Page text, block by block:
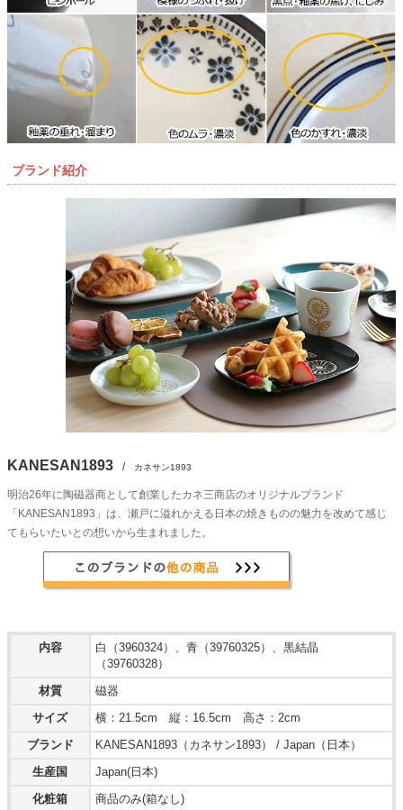
ブランド紹介
KANESAN1893 / カネサン1893
明治26年に陶磁器商として創業したカネ三商店のオリジナルブランド
「KANESAN1893」は、瀬戸に溢れかえる日本の焼きものの魅力を改めて感じ
てもらいたいとの想いから生まれました。
内容
白（3960324）、青（39760325）、黒結晶
（39760328）
材質
磁器
サイズ
横：21.5cm 縦：16.5cm 高さ：2cm
ブランド
KANESAN1893（カネサン1893） / Japan（日本）
生産国
Japan(日本)
化粧箱
商品のみ(箱なし)